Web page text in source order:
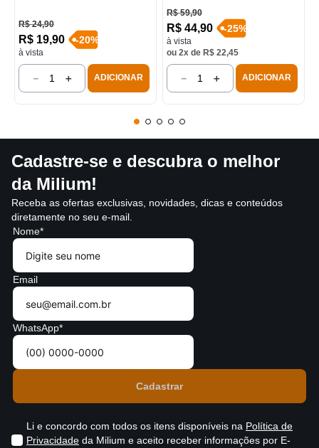
R$ 24,90
R$ 19,90
à vista
-20%
＋
－ ADICIONAR
R$ 59,90
R$ 44,90
à vista
-25%
ou 2x de R$ 22,45
＋
－ ADICIONAR
Cadastre-se e descubra o melhor
da Milium!
Receba as ofertas exclusivas, novidades, dicas e conteúdos
diretamente no seu e-mail.
Nome*
Email
WhatsApp*
Li e concordo com todos os itens disponíveis na Política de
Privacidade da Milium e aceito receber informações por E-